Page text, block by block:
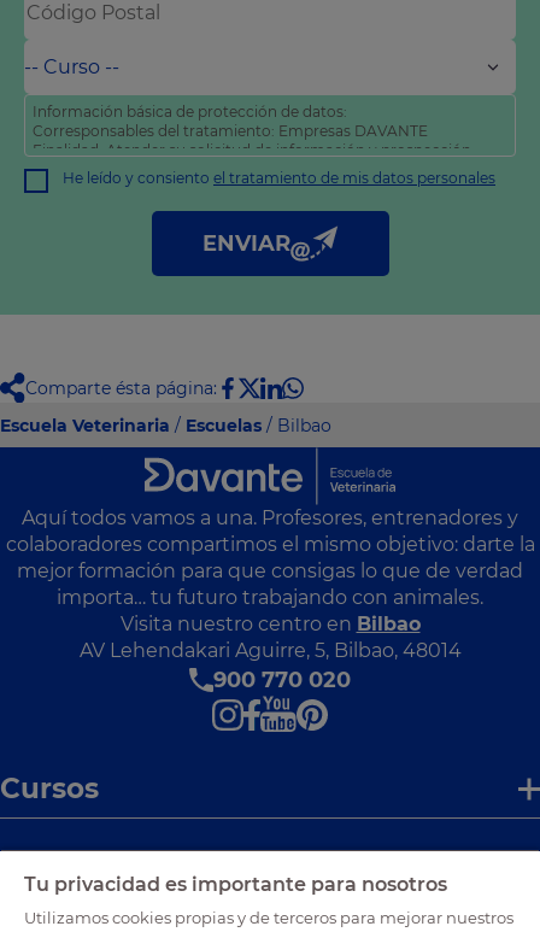
Información básica de protección de datos:
Corresponsables del tratamiento: Empresas DAVANTE
Finalidad: Atender su solicitud de información y prospección
comercial
Derechos: Puede acceder, rectificar y suprimir sus datos, así
como otros derechos tal y como se explica en nuestra
He leído y consiento el tratamiento de mis datos personales
ENVIAR
Comparte ésta página:
Escuela Veterinaria / Escuelas / Bilbao
Aquí todos vamos a una. Profesores, entrenadores y
colaboradores compartimos el mismo objetivo: darte la
mejor formación para que consigas lo que de verdad
importa… tu futuro trabajando con animales.
Visita nuestro centro en Bilbao
AV Lehendakari Aguirre, 5, Bilbao, 48014
900 770 020
Cursos
Enlaces de interés
Tu privacidad es importante para nosotros
Utilizamos cookies propias y de terceros para mejorar nuestros